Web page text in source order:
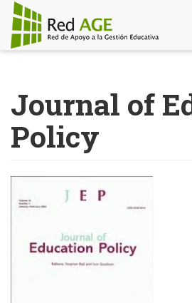
contenido
principal
Journal of
Policy